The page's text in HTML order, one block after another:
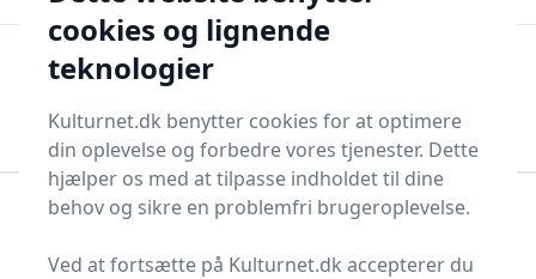
Start søgning
Bolig og indretning
Terrasse og have
cookies og lignende
teknologier
Kulturnet.dk benytter cookies for at optimere
din oplevelse og forbedre vores tjenester. Dette
hjælper os med at tilpasse indholdet til dine
behov og sikre en problemfri brugeroplevelse.
Ved at fortsætte på Kulturnet.dk accepterer du